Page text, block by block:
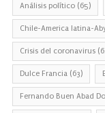
Análisis político (65)
Chile-America latina-
Crisis del coronavirus
Dulce Francia (63)
Fernando Buen Abad